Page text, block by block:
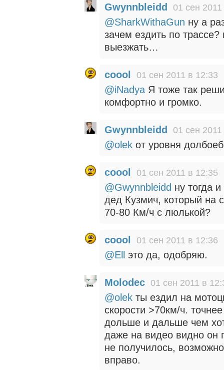
Gwynnbleidd 01 сен
@SharkWithaGun ну а
зачем ездить по
выезжать…
coool 01 сен 2011 в 12:33
@iNadya Я тоже так
комфортно и громко.
Gwynnbleidd 01 сен
@olek от уровня
coool 01 сен 2011 в 12:35
@Gwynnbleidd ну тогда
дед Кузмич, который на
70-80 Км/ч с люлькой?
coool 01 сен 2011 в 12:36
@Ell это да, одобряю.
Molodec 01 сен 2011 в
@olek ты ездил на
скорости >70км/ч.
дольше и дальше чем
даже на видео видно он
не получилось,
вправо.